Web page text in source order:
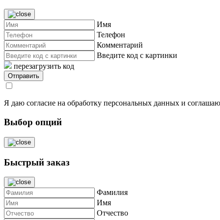
Имя
Телефон
Комментарий
Введите код с картинки
перезагрузить код
Я даю согласие на обработку персональных данных и
Выбор опций
Быстрый заказ
Фамилия
Имя
Отчество